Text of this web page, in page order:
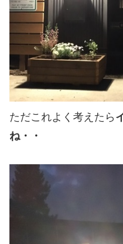
ただこれよく考えたら
ね・・